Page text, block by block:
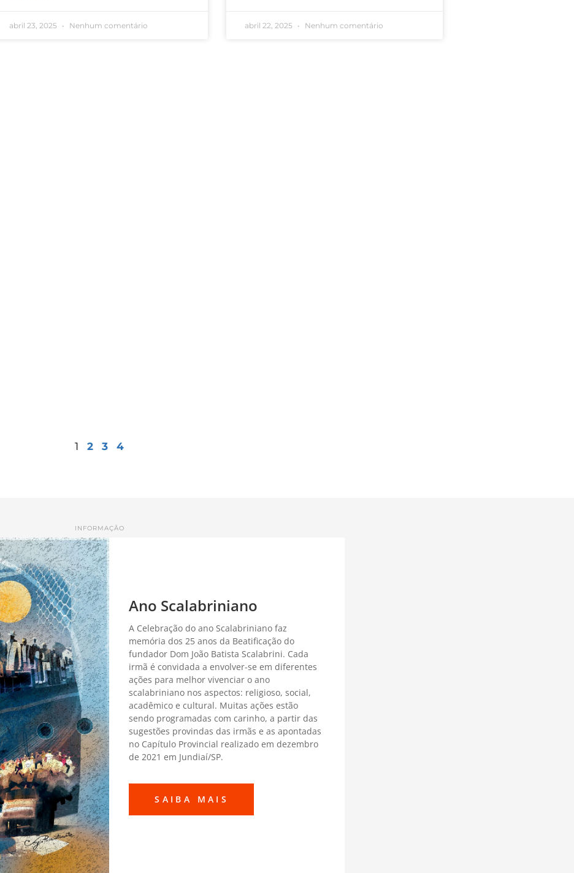
abril 23, 2025 Nenhum comentário abril 22, 2025 Nenhum comentário
1 2 3 4
INFORMAÇÃO
Ano Scalabriniano
A Celebração do ano Scalabriniano faz
memória dos 25 anos da Beatificação do
fundador Dom João Batista Scalabrini. Cada
irmã é convidada a envolver-se em diferentes
ações para melhor vivenciar o ano
scalabriniano nos aspectos: religioso, social,
acadêmico e cultural. Muitas ações estão
sendo programadas com carinho, a partir das
sugestões provindas das irmãs e as apontadas
no Capítulo Provincial realizado em dezembro
de 2021 em Jundiaí/SP.
SAIBA MAIS